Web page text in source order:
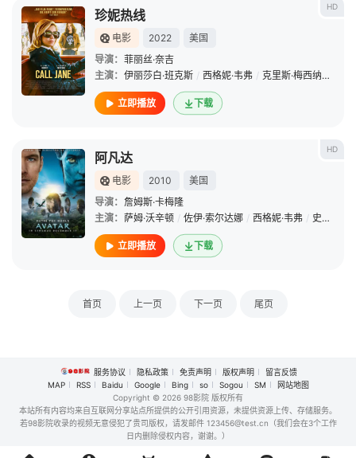
HD
珍妮热线
电影 2022
美国
导演： 菲丽丝·奈吉
主演： 伊丽莎白·班克斯 / 西格妮·韦弗 / 克里斯·梅西纳 /
立即播放 下载
HD
阿凡达
电影 2010
美国
导演： 詹姆斯·卡梅隆
主演： 萨姆·沃辛顿 / 佐伊·索尔达娜 / 西格妮·韦弗 / 史蒂芬·朗
立即播放 下载
首页 上一页 下一页 尾页
服务协议 隐私政策 免责声明 版权声明
留言反馈
MAP
RSS Baidu Google Bing so Sogou SM
网站地图
Copyright © 2026 98影院 版权所有
本站所有内容均来自互联网分享站点所提供的公开引用资源，未提供资源上传、存储服务。
若98影院收录的视频无意侵犯了贵司版权，请发邮件 123456@test.cn（我们会在3个工作
日内删除侵权内容，谢谢。）